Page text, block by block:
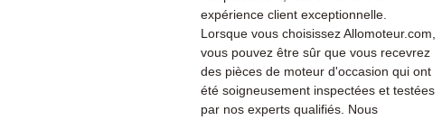
expérience client exceptionnelle.
Lorsque vous choisissez Allomoteur.com,
vous pouvez être sûr que vous recevrez
des pièces de moteur d'occasion qui ont
été soigneusement inspectées et testées
par nos experts qualifiés. Nous